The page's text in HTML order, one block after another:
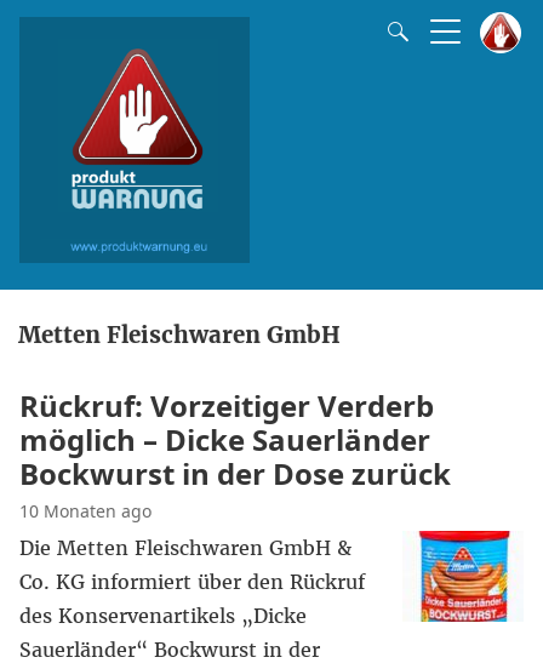
Metten Fleischwaren GmbH
Rückruf: Vorzeitiger Verderb
möglich – Dicke Sauerländer
Bockwurst in der Dose zurück
10 Monaten ago
Die Metten Fleischwaren GmbH &
Co. KG informiert über den Rückruf
des Konservenartikels „Dicke
Sauerländer“ Bockwurst in der